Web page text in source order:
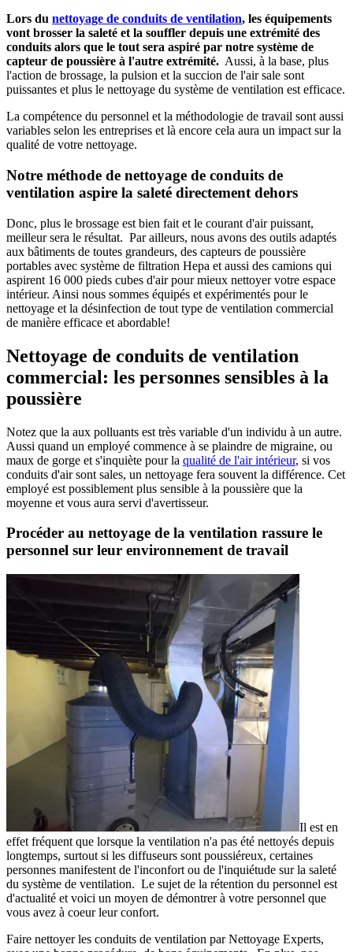
Lors du nettoyage de conduits de ventilation, les équipements
vont brosser la saleté et la souffler depuis une extrémité des
conduits alors que le tout sera aspiré par notre système de
capteur de poussière à l'autre extrémité. Aussi, à la base, plus
l'action de brossage, la pulsion et la succion de l'air sale sont
puissantes et plus le nettoyage du système de ventilation est efficace.
La compétence du personnel et la méthodologie de travail sont aussi
variables selon les entreprises et là encore cela aura un impact sur la
qualité de votre nettoyage.
Notre méthode de nettoyage de conduits de
ventilation aspire la saleté directement dehors
Donc, plus le brossage est bien fait et le courant d'air puissant,
meilleur sera le résultat. Par ailleurs, nous avons des outils adaptés
aux bâtiments de toutes grandeurs, des capteurs de poussière
portables avec système de filtration Hepa et aussi des camions qui
aspirent 16 000 pieds cubes d'air pour mieux nettoyer votre espace
intérieur. Ainsi nous sommes équipés et expérimentés pour le
nettoyage et la désinfection de tout type de ventilation commercial
de manière efficace et abordable!
Nettoyage de conduits de ventilation
commercial: les personnes sensibles à la
poussière
Notez que la aux polluants est très variable d'un individu à un autre.
Aussi quand un employé commence à se plaindre de migraine, ou
maux de gorge et s'inquiète pour la qualité de l'air intérieur, si vos
conduits d'air sont sales, un nettoyage fera souvent la différence. Cet
employé est possiblement plus sensible à la poussière que la
moyenne et vous aura servi d'avertisseur.
Procéder au nettoyage de la ventilation rassure le
personnel sur leur environnement de travail
Il est en
effet fréquent que lorsque la ventilation n'a pas été nettoyés depuis
longtemps, surtout si les diffuseurs sont poussiéreux, certaines
personnes manifestent de l'inconfort ou de l'inquiétude sur la saleté
du système de ventilation. Le sujet de la rétention du personnel est
d'actualité et voici un moyen de démontrer à votre personnel que
vous avez à coeur leur confort.
Faire nettoyer les conduits de ventilation par Nettoyage Experts,